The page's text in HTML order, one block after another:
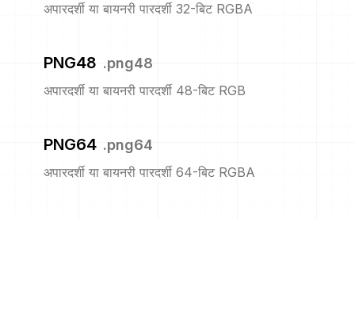
अपारदर्शी या बायनरी पारदर्शी 32-बिट RGBA
PNG48 .png48
अपारदर्शी या बायनरी पारदर्शी 48-बिट RGB
PNG64 .png64
अपारदर्शी या बायनरी पारदर्शी 64-बिट RGBA